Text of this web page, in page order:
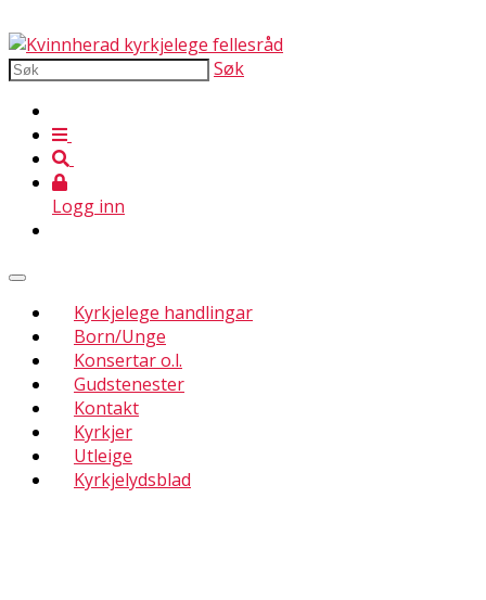
Søk
Logg inn
Kyrkjelege handlingar
Born/Unge
Konsertar o.l.
Gudstenester
Kontakt
Kyrkjer
Utleige
Kyrkjelydsblad